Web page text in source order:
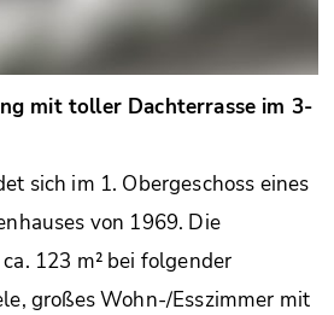
mit toller Dachterrasse im 3-
sich im 1. Obergeschoss eines
von 1969. Die
123 m² bei folgender
großes Wohn-/Esszimmer mit